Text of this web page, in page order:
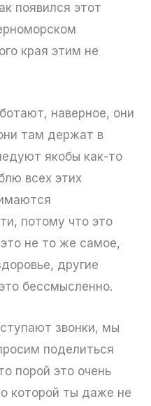
появился этот
края этим не
наверное, они
там держат в
якобы как-то
всех этих
потому что это
не то же самое,
другие
бессмысленно.
звонки, мы
поделиться
порой это очень
которой ты даже не